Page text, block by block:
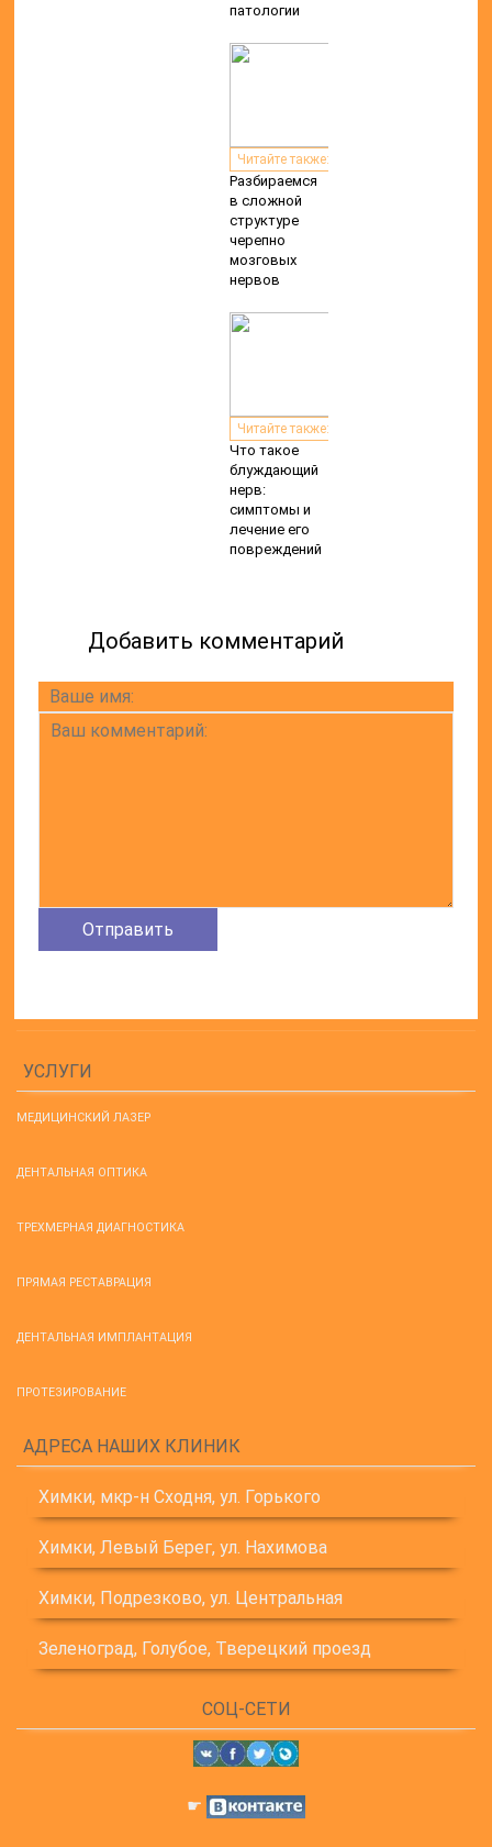
патологии
Читайте также:
Разбираемся
в сложной
структуре
черепно
мозговых
нервов
Читайте также:
Что такое
блуждающий
нерв:
симптомы и
лечение его
повреждений
Добавить комментарий
УСЛУГИ
МЕДИЦИНСКИЙ ЛАЗЕР
ДЕНТАЛЬНАЯ ОПТИКА
ТРЕХМЕРНАЯ ДИАГНОСТИКА
ПРЯМАЯ РЕСТАВРАЦИЯ
ДЕНТАЛЬНАЯ ИМПЛАНТАЦИЯ
ПРОТЕЗИРОВАНИЕ
АДРЕСА НАШИХ КЛИНИК
Химки, мкр-н Сходня, ул. Горького
Химки, Левый Берег, ул. Нахимова
Химки, Подрезково, ул. Центральная
Зеленоград, Голубое, Тверецкий проезд
СОЦ-СЕТИ
☛